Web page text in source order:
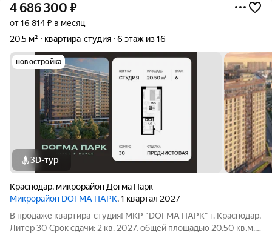
4 686 300 ₽
от 16 814 ₽ в месяц
20,5 м²
квартира-студия 6 этаж из 16
новостройка
3D-тур
Краснодар, микрорайон Догма Парк
Микрорайон DОГМА ПАРК, 1 квартал 2027
В продаже квартира-студия! МКР "DОГМА ПАРК" г. Краснодар,
Литер 30 Срок сдачи: 2 кв. 2027, общей площадью 20.50 кв.м.,